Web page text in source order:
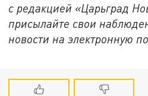
с редакцией «Царьград
присылайте свои
новости на электронную